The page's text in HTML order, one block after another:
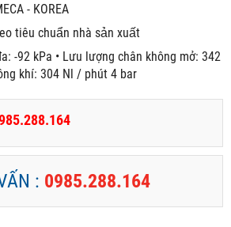
- KOREA
tiêu chuẩn nhà sản xuất
-92 kPa • Lưu lượng chân không mở: 342
khí: 304 Nl / phút 4 bar
: 0985.288.164